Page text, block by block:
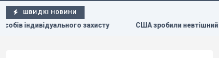
ШВИДКІ НОВИНИ
захисту США зробили невтішний прогноз щодо